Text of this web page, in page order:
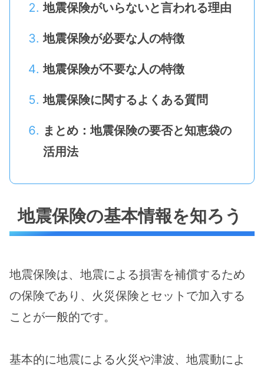
地震保険がいらないと言われる理由
地震保険が必要な人の特徴
地震保険が不要な人の特徴
地震保険に関するよくある質問
まとめ：地震保険の要否と知恵袋の
活用法
地震保険の基本情報を知ろう
地震保険は、地震による損害を補償するため
の保険であり、火災保険とセットで加入する
ことが一般的です。
基本的に地震による火災や津波、地震動によ